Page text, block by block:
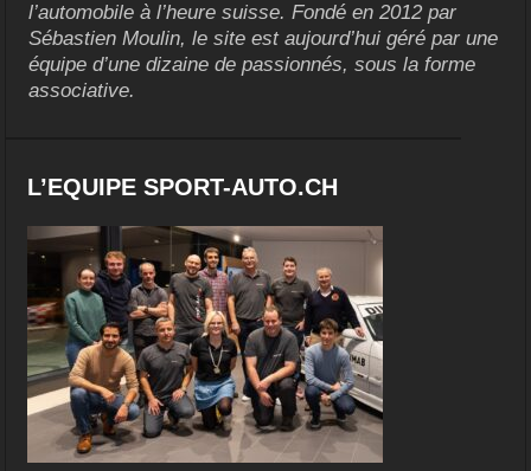
l’automobile à l’heure suisse. Fondé en 2012 par
Sébastien Moulin, le site est aujourd’hui géré par une
équipe d’une dizaine de passionnés, sous la forme
associative.
L’EQUIPE SPORT-AUTO.CH